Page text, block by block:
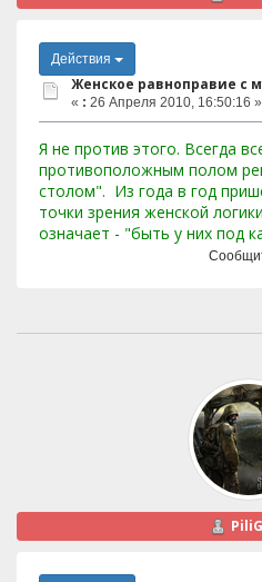
Действия
Женское равноправие с
« : 26 Апреля 2010, 16:50:16 »
Я не против этого. Всегда
противоположным полом
столом". Из года в год
точки зрения женской
означает - "быть у них под